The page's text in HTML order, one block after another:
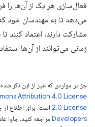
فعال‌سازی هر یک از آن‌ها را
می‌دهد تا به مهندسان خود
مشارکت دارند، اعتماد کنند
زمانی می‌توانند از آن‌ها
جز در مواردی که غیر از این ذکر
Attribution 4.0 License
2.0 License است. برای اطلاع از
Developers‏